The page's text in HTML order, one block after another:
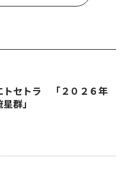
トセトラ 「２０２６年
群」